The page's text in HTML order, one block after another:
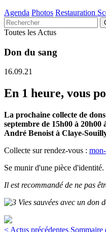
Agenda Photos Restauration
Toutes les Actus
Don du sang
16.09.21
En 1 heure, vous
La prochaine collecte de
septembre de 15h00 à 20h00
André Benoist à Claye-
Collecte sur rendez-vous :
Se munir d'une pièce d'identité.
Il est recommandé de ne pas
< Actus précédentes Sommaire